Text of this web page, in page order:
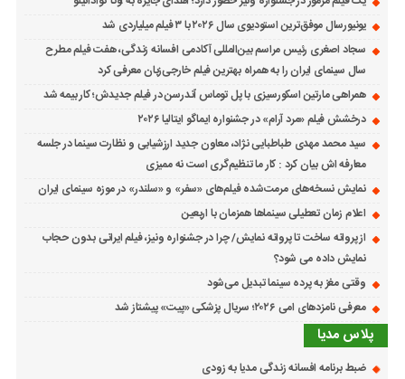
یونیورسال موفق‌ترین استودیوی سال ۲۰۲۶ با ۳ فیلم میلیاردی شد
سجاد اصغری رئیس مراسم بین‌المللی آکادمی افسانه زندگی، هفت فیلم مطرح
سال سینمای ایران را به همراه بهترین فیلم خارجی‌زبان معرفی کرد
همراهی مارتین اسکورسیزی با پل توماس ٱندرسن در فیلم جدیدش؛ کار بیمه شد
درخشش فیلم «مرد آرام» در جشنواره ایماگو ایتالیا ۲۰۲۶
سید محمد مهدی طباطبایی نژاد، معاون جدید ارزشیابی و نظارت سینما در جلسه
معارفه اش بیان کرد : کار ما تنظیم‌گری است نه ممیزی
نمایش نسخه‌های مرمت‌شده فیلم‌های «سفر» و «سلندر» در موزه سینمای ایران
اعلام زمان تعطیلی سینماها همزمان با اربعین
از پروانه ساخت تا پروانه نمایش/ چرا در جشنواره ونیز، فیلم ایرانی بدون حجاب
نمایش داده می شود؟
وقتی مغز به پرده سینما تبدیل می‌شود
معرفی نامزدهای امی ۲۰۲۶؛ سریال پزشکی «پیت» پیشتاز شد
پلاس مدیا
ضبط برنامه افسانه زندگی مدیا به زودی